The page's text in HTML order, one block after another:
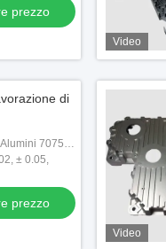
prezzo
Video
di
7075,
rame,
± 0.05,
prezzo
Video